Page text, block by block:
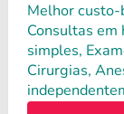
Melhor custo-
Consultas
simples,
Cirurgias,